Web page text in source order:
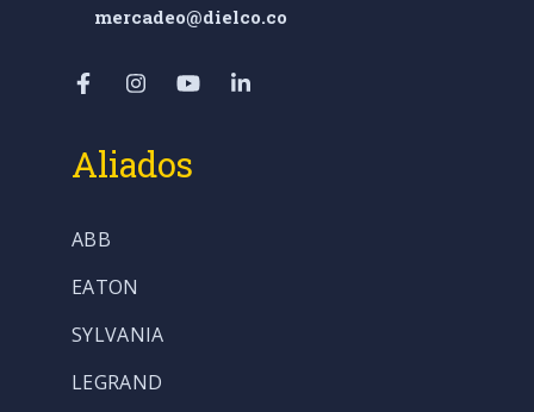
mercadeo@dielco.co
Aliados
ABB
EATON
SYLVANIA
LEGRAND